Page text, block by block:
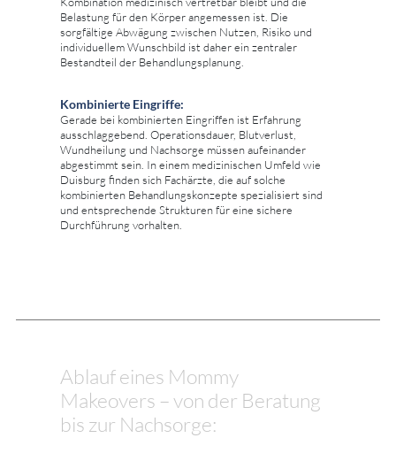
Belastung für den Körper angemessen ist. Die
sorgfältige Abwägung zwischen Nutzen, Risiko und
individuellem Wunschbild ist daher ein zentraler
Bestandteil der Behandlungsplanung.
Kombinierte Eingriffe:
Gerade bei kombinierten Eingriffen ist Erfahrung
ausschlaggebend. Operationsdauer, Blutverlust,
Wundheilung und Nachsorge müssen aufeinander
abgestimmt sein. In einem medizinischen Umfeld wie
Duisburg finden sich Fachärzte, die auf solche
kombinierten Behandlungskonzepte spezialisiert sind
und entsprechende Strukturen für eine sichere
Durchführung vorhalten.
Ablauf eines Mommy
Makeovers – von der Beratung
bis zur Nachsorge: